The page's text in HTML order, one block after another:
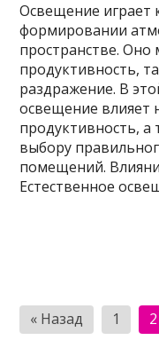
Освещение играет
формировании
пространстве. Оно
продуктивность,
раздражение. В
освещение влияет
продуктивность,
выбору
помещений.
Естественное
« Назад 1 2